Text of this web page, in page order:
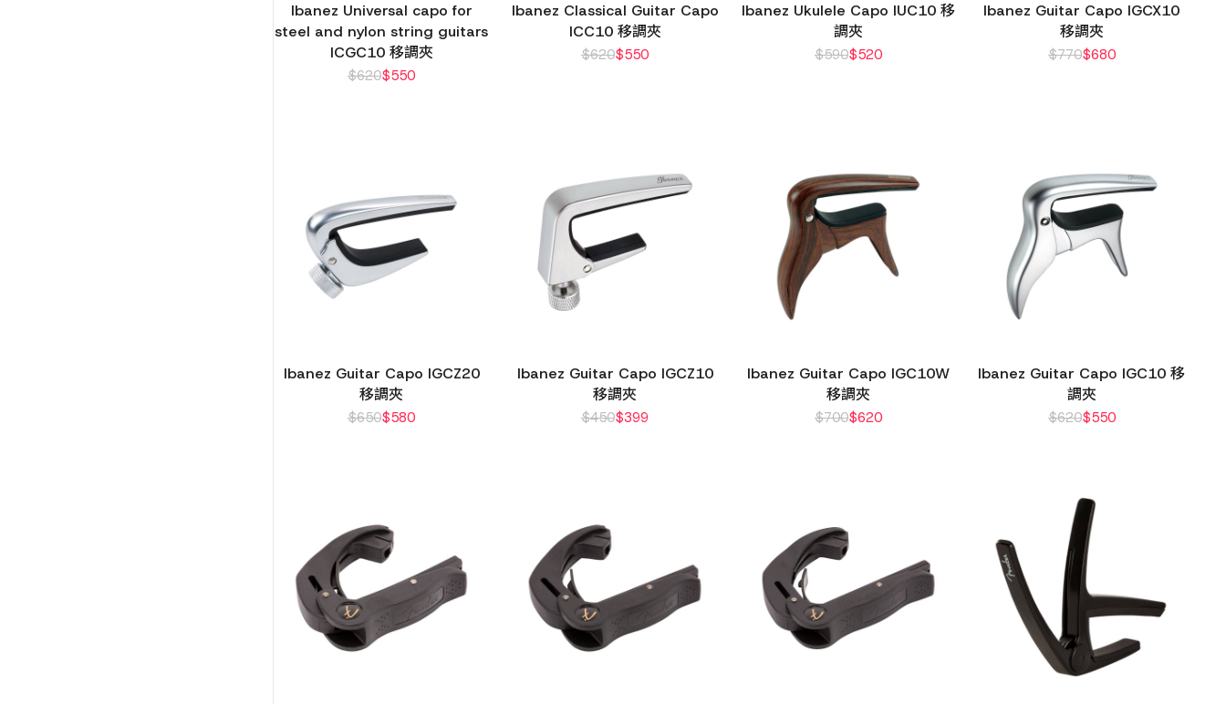
Ibanez Universal capo for
steel and nylon string guitars
ICGC10 移調夾
$620$550
Ibanez Classical Guitar Capo
ICC10 移調夾
$620$550
Ibanez Ukulele Capo IUC10 移
調夾
$590$520
Ibanez Guitar Capo IGCX10
移調夾
$770$680
Ibanez Guitar Capo IGCZ20
移調夾
$650$580
Ibanez Guitar Capo IGCZ10
移調夾
$450$399
Ibanez Guitar Capo IGC10W
移調夾
$700$620
Ibanez Guitar Capo IGC10 移
調夾
$620$550